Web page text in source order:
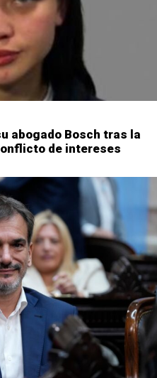
abogado Bosch tras la
de intereses